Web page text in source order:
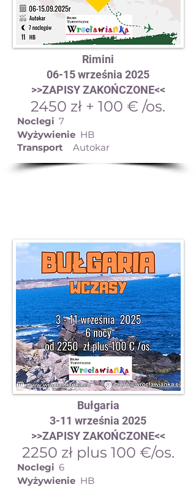
Rimini
06-15 września 2025
>>ZAPISY ZAKOŃCZONE<<
2450 zł + 100 € /os.
Noclegi 7
Wyżywienie HB
Transport
Autokar
Bułgaria
3-11 września 2025
>>ZAPISY ZAKOŃCZONE<<
2250 zł plus 100 €/os.
Noclegi 6
Wyżywienie HB